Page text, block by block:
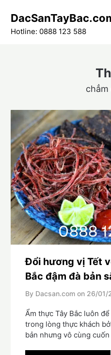
content
Hotline: 0888 123 588
chẳm
Đổi hương vị Tết
Bắc đậm đà bản
By Dacsan.com on 26/01/
Ẩm thực Tây Bắc luôn
trong lòng thực khách
bản nhưng vô cùng cuốn